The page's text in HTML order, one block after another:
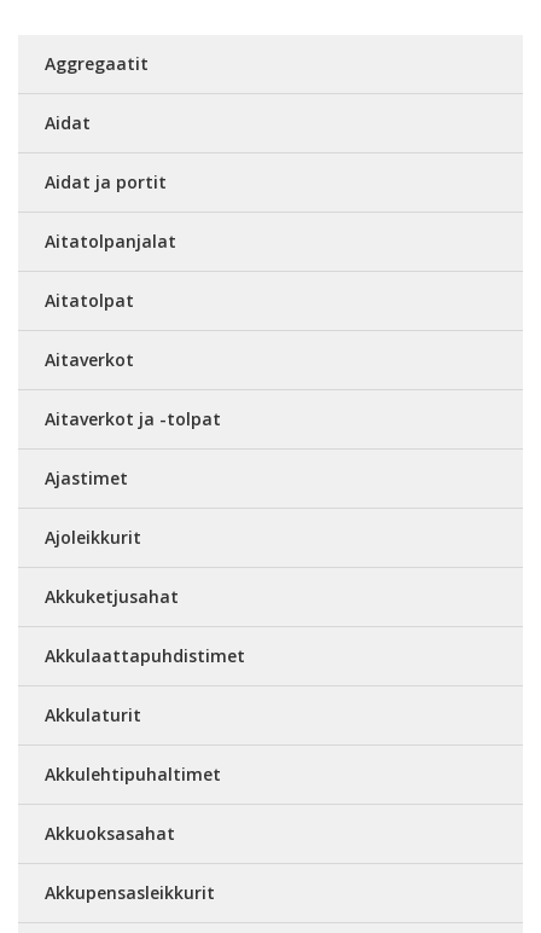
Aggregaatit
Aidat
Aidat ja portit
Aitatolpanjalat
Aitatolpat
Aitaverkot
Aitaverkot ja -tolpat
Ajastimet
Ajoleikkurit
Akkuketjusahat
Akkulaattapuhdistimet
Akkulaturit
Akkulehtipuhaltimet
Akkuoksasahat
Akkupensasleikkurit